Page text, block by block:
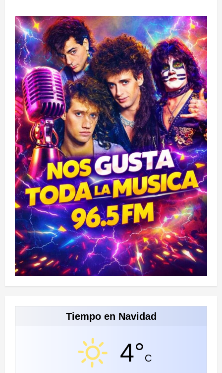
Ex
autoridades
solicitan
al
Congreso
y
Comité
de
Expertos
asegurar
la
libertad
de
las<br>personas
a
elegir
sus
prestaciones
de
salud
Tiempo en Navidad
4°C